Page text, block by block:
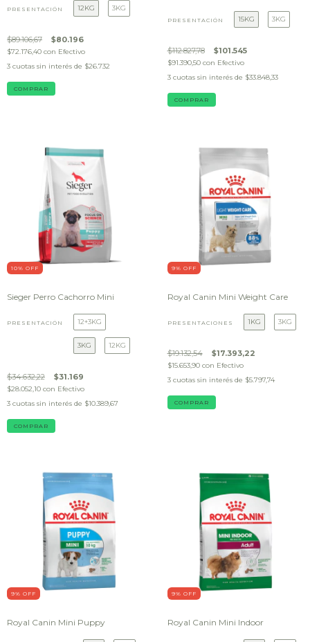
PRESENTACIÓN 12KG 3KG
$89.106,67 $80.196
$72.176,40 con Efectivo
3 cuotas sin interés de $26.732
COMPRAR
PRESENTACIÓN 15KG 3KG
$112.827,78 $101.545
$91.390,50 con Efectivo
3 cuotas sin interés de $33.848,33
COMPRAR
10% OFF
Sieger Perro Cachorro Mini
PRESENTACIÓN 12+3KG
3KG 12KG
$34.632,22 $31.169
$28.052,10 con Efectivo
3 cuotas sin interés de $10.389,67
COMPRAR
9% OFF
Royal Canin Mini Weight Care
PRESENTACIONES 1KG 3KG
$19.132,54 $17.393,22
$15.653,90 con Efectivo
3 cuotas sin interés de $5.797,74
COMPRAR
9% OFF
Royal Canin Mini Puppy
9% OFF
Royal Canin Mini Indoor